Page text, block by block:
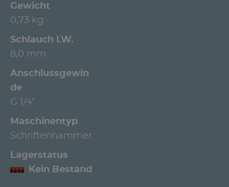
Gewicht
0,73 kg
Schlauch l.W.
8,0 mm
Anschlussgewin
de
G 1/4"
Maschinentyp
Schriftenhammer
Lagerstatus
Kein Bestand